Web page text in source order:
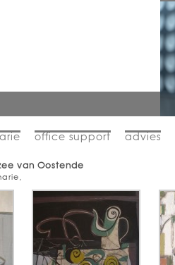
advies
office support
van Oostende